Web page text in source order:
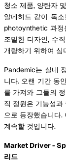
청소 제품, 양탄자
알데히드 같이 독
photoynthetic 과정
조밀한 디자인, 수
개량하기 위하여 심
Pandemic는 실내
니다. 오랜 기간 동
를 가져와 그들의
직 정원은 기능성과
으로 등장했습니다
계속할 것입니다.
Market Driver -
리드